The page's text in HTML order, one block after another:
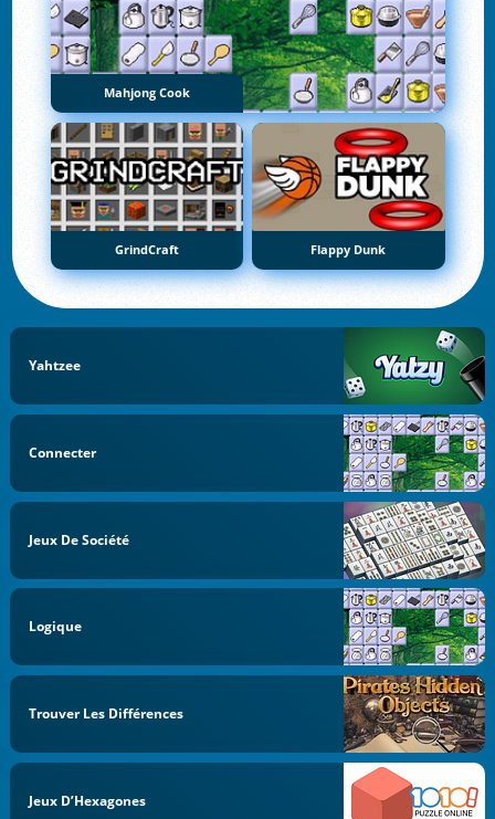
Mahjong Cook
GrindCraft Flappy Dunk
Yahtzee
Connecter
Jeux De Société
Logique
Trouver Les Différences
Jeux D’Hexagones